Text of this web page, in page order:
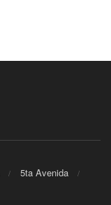
5ta Avenida